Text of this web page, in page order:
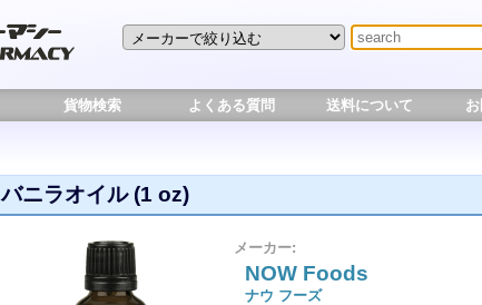
貨物検索 よくある質問 送料について
バニラオイル (1 oz)
メーカー:
NOW Foods
ナウ フーズ